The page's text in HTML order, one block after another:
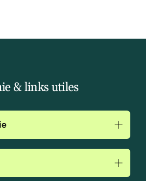
& links utiles